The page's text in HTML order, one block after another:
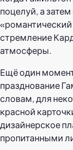
поцелуй, а
стремление
атмосферы.
Ещё один
празднование
словам, для
красной
дизайнерское
пропитанными